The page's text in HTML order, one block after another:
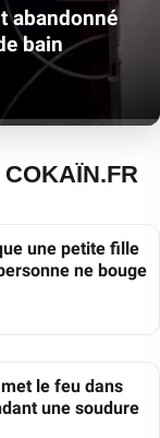
abandonné
bain
une petite fille
ne bouge
le feu dans
une soudure